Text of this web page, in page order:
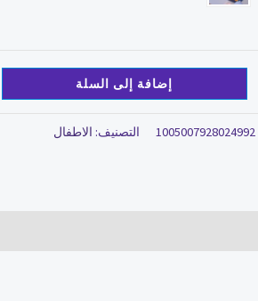
إضافة إلى السلة
1005007928024992 التصنيف: الاطفال